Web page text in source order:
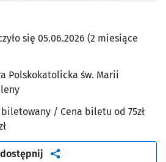
się 05.06.2026 (2 miesiące
Polskokatolicka św. Marii
biletowany / Cena biletu od 75zł
artykuł